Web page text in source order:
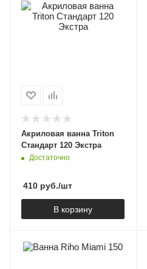
Акриловая ванна Triton
Стандарт 120 Экстра
Достаточно
410 руб./шт
В корзину